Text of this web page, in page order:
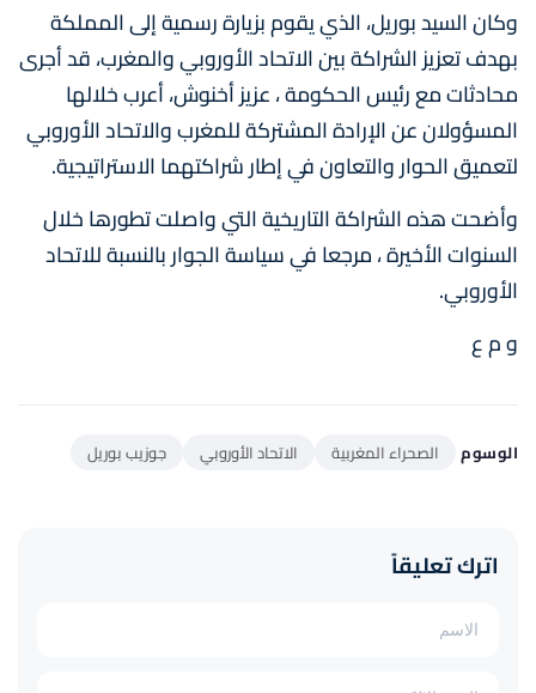
وكان السيد بوريل، الذي يقوم بزيارة رسمية إلى المملكة
بهدف تعزيز الشراكة بين الاتحاد الأوروبي والمغرب، قد أجرى
محادثات مع رئيس الحكومة ، عزيز أخنوش، أعرب خلالها
المسؤولان عن الإرادة المشتركة للمغرب والاتحاد الأوروبي
لتعميق الحوار والتعاون في إطار شراكتهما الاستراتيجية.
وأضحت هذه الشراكة التاريخية التي واصلت تطورها خلال
السنوات الأخيرة ، مرجعا في سياسة الجوار بالنسبة للاتحاد
الأوروبي.
و م ع
الوسوم الصحراء المغربية الاتحاد الأوروبي جوزيب بوريل
اترك تعليقاً